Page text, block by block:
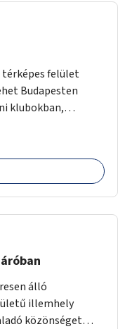
térképes felület
Budapesten
klubokban,
és azt is, hogy
átláthatóvá és
álló
illemhely
közönséget